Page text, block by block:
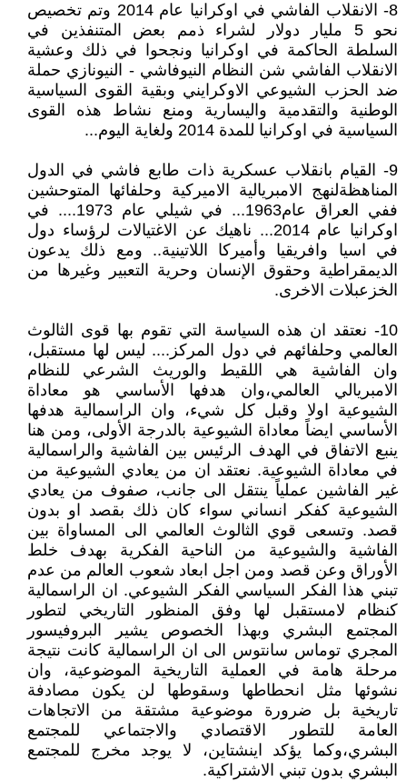
8- الانقلاب الفاشي في اوكرانيا عام 2014 وتم تخصيص
نحو 5 مليار دولار لشراء ذمم بعض المتنفذين في
السلطة الحاكمة في اوكرانيا ونجحوا في ذلك وعشية
الانقلاب الفاشي شن النظام النيوفاشي - النيونازي حملة
ضد الحزب الشيوعي الاوكرايني وبقية القوى السياسية
الوطنية والتقدمية واليسارية ومنع نشاط هذه القوى
السياسية في اوكرانيا للمدة 2014 ولغاية اليوم...
9- القيام بانقلاب عسكرية ذات طابع فاشي في الدول
المناهظةلنهج الامبريالية الاميركية وحلفائها المتوحشين
ففي العراق عام1963... في شيلي عام 1973.... في
اوكرانيا عام 2014... ناهيك عن الاغتيالات لرؤساء دول
في اسيا وافريقيا وأميركا اللاتينية.. ومع ذلك يدعون
الديمقراطية وحقوق الإنسان وحرية التعبير وغيرها من
الخزعبلات الاخرى.
10- نعتقد ان هذه السياسة التي تقوم بها قوى الثالوث
العالمي وحلفائهم في دول المركز.... ليس لها مستقبل،
وان الفاشية هي اللقيط والوريث الشرعي للنظام
الامبريالي العالمي،وان هدفها الأساسي هو معاداة
الشيوعية اولا وقبل كل شيء، وان الراسمالية هدفها
الأساسي ايضاً معاداة الشيوعية بالدرجة الأولى، ومن هنا
ينبع الاتفاق في الهدف الرئيس بين الفاشية والراسمالية
في معاداة الشيوعية. نعتقد ان من يعادي الشيوعية من
غير الفاشين عملياً ينتقل الى جانب، صفوف من يعادي
الشيوعية كفكر انساني سواء كان ذلك بقصد او بدون
قصد. وتسعى قوي الثالوث العالمي الى المساواة بين
الفاشية والشيوعية من الناحية الفكرية بهدف خلط
الأوراق وعن قصد ومن اجل ابعاد شعوب العالم من عدم
تبني هذا الفكر السياسي الفكر الشيوعي. ان الراسمالية
كنظام لامستقبل لها وفق المنظور التاريخي لتطور
المجتمع البشري وبهذا الخصوص يشير البروفيسور
المجري توماس سانتوس الى ان الراسمالية كانت نتيجة
مرحلة هامة في العملية التاريخية الموضوعية، وان
نشوئها مثل انحطاطها وسقوطها لن يكون مصادفة
تاريخية بل ضرورة موضوعية مشتقة من الاتجاهات
العامة للتطور الاقتصادي والاجتماعي للمجتمع
البشري،وكما يؤكد اينشتاين، لا يوجد مخرج للمجتمع
البشري بدون تبني الاشتراكية.